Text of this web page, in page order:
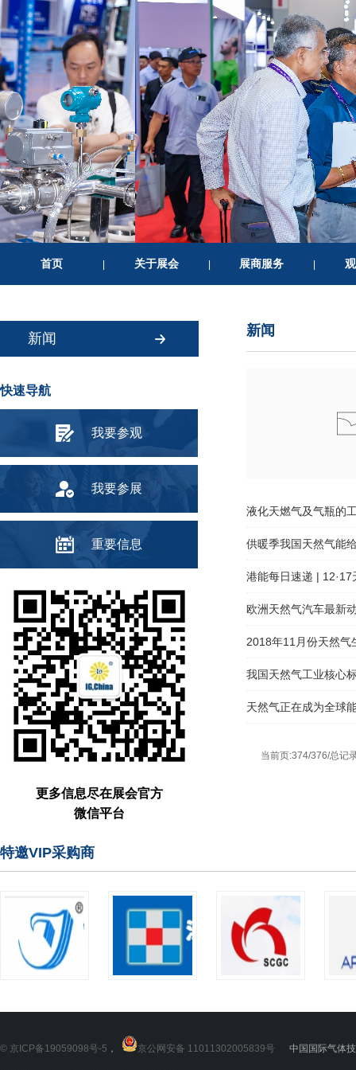
首页 | 关于展会 | 展商服务 |
新闻
快速导航
我要参观
我要参展
重要信息
更多信息尽在展会官方
微信平台
新闻
液化天燃气及气瓶的
供暖季我国天然气能
港能每日速递 |
欧洲天然气汽车最新
2018年11月份天然气
我国天然气工业核心
天然气正在成为全球
当前页:374/376/总记
特邀VIP采购商
© 京ICP备19059098号-5 ， 京公网安备 11011302005839号 中国国际气体技